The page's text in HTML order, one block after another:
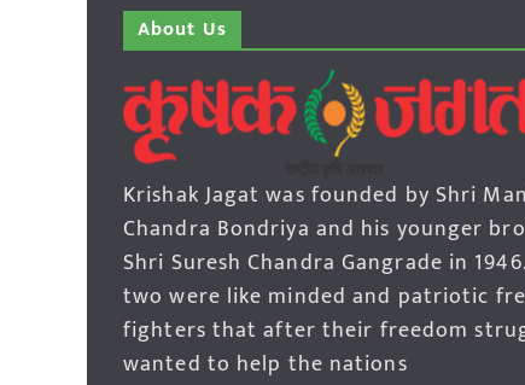
About Us
Krishak Jagat was founded by Shri
Chandra Bondriya and his younger
Shri Suresh Chandra Gangrade in
two were like minded and patriotic
fighters that after their freedom
wanted to help the nations